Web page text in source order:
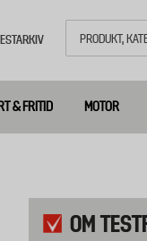
& FRITID MOTOR
OM